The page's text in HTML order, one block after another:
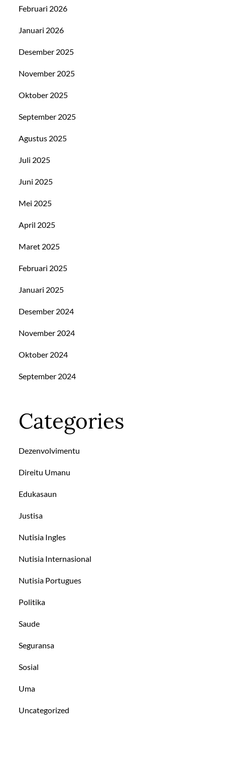
Februari 2026
Januari 2026
Desember 2025
November 2025
Oktober 2025
September 2025
Agustus 2025
Juli 2025
Juni 2025
Mei 2025
April 2025
Maret 2025
Februari 2025
Januari 2025
Desember 2024
November 2024
Oktober 2024
September 2024
Categories
Dezenvolvimentu
Direitu Umanu
Edukasaun
Justisa
Nutisia Ingles
Nutisia Internasional
Nutisia Portugues
Politika
Saude
Seguransa
Sosial
Uma
Uncategorized